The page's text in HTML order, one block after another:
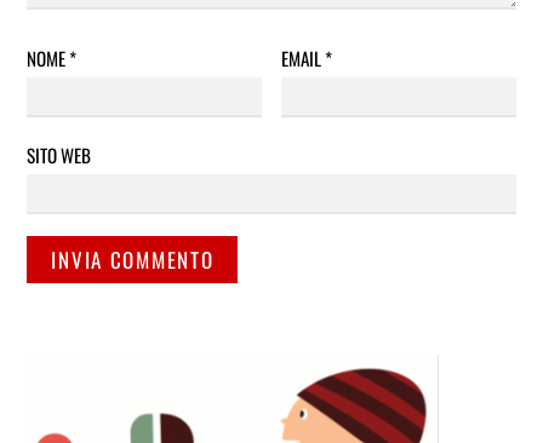
NOME* EMAIL*
SITO WEB